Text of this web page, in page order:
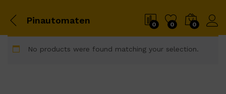
Pinautomaten 0 0 0
No products were found matching your selection.